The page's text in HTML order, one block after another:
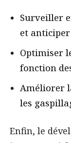
Surveiller
et
Optimiser
fonction
Améliorer
les
Enfin, le